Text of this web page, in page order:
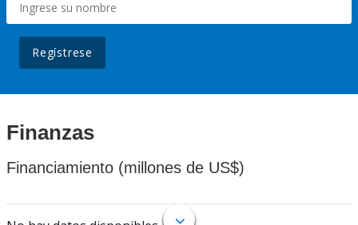
Regístrese
Finanzas
Financiamiento (millones de US$)